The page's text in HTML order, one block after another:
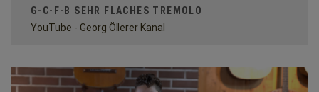
G-C-F-B SEHR FLACHES TREMOLO
YouTube - Georg Öllerer Kanal